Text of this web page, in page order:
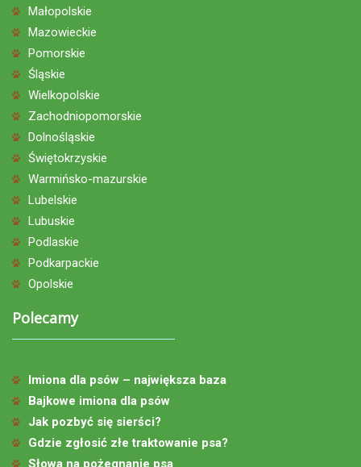
Małopolskie
Mazowieckie
Pomorskie
Śląskie
Wielkopolskie
Zachodniopomorskie
Dolnośląskie
Świętokrzyskie
Warmińsko-mazurskie
Lubelskie
Lubuskie
Podlaskie
Podkarpackie
Opolskie
Polecamy
Imiona dla psów – największa baza
Bajkowe imiona dla psów
Jak pozbyć się sierści?
Gdzie zgłosić złe traktowanie psa?
Słowa na pożegnanie psa